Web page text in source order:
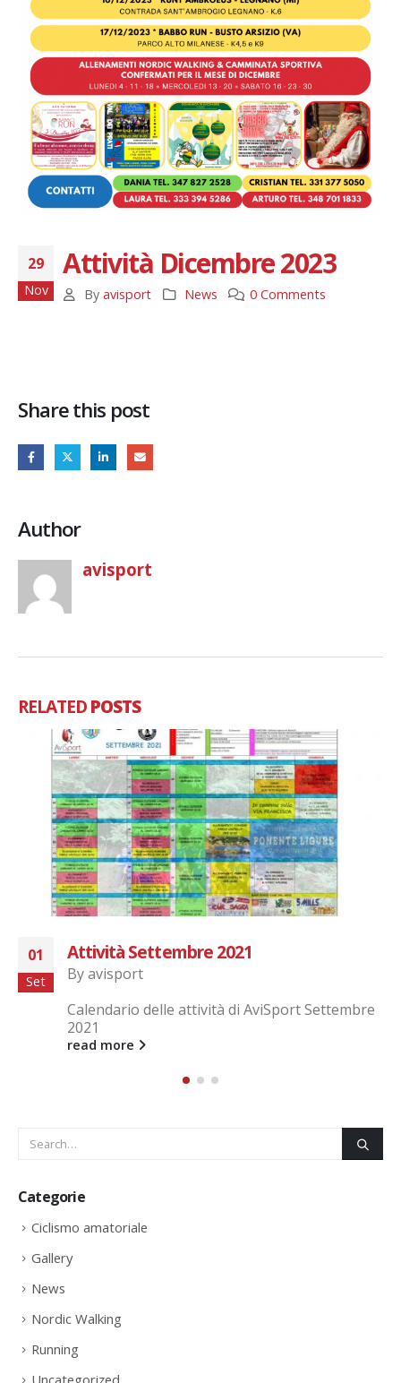
29
Nov
Attività Dicembre 2023
By avisport News 0 Comments
Share this post
Author
avisport
RELATEDPOSTS
28
Giu
Corsa dei tre campanili – Sacconago
Byavisport
Sacconago 28.06.2024 Corsa dei 3 Campanili
Seguono foto in gallery.
read more
Categorie
Ciclismo amatoriale
Gallery
News
Nordic Walking
Running